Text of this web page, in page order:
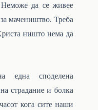
да се живее
за мачеништво. Треба
ништо нема да
една споделена
страдание и болка
кога сите наши